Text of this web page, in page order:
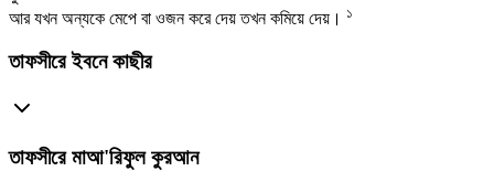
আর যখন অন্যকে মেপে বা ওজন করে দেয় তখন কমিয়ে দেয়। ১
তাফসীরে ইবনে কাছীর
তাফসীরে মাআ'রিফুল কুরআন